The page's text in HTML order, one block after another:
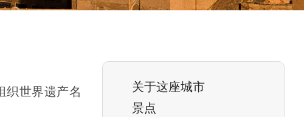
织世界遗产名
关于这座城市
景点